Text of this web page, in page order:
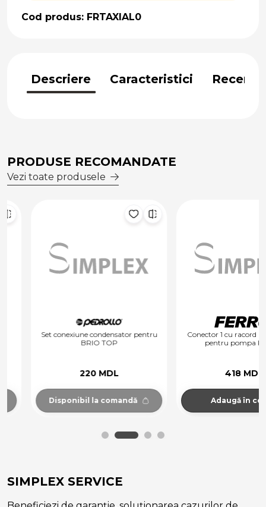
Cod produs: FRTAXIAL0
Descriere Caracteristici
PRODUSE RECOMANDATE
Vezi toate produsele
Set conexiune condensator pentru
BRIO TOP
220 MDL
Disponibil la comandă
Conector 1 cu racord
pentru pompa FERRO
418 MDL
Adaugă în coș
SIMPLEX SERVICE